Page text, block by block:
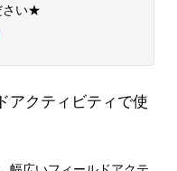
さい★
アクティビティで使